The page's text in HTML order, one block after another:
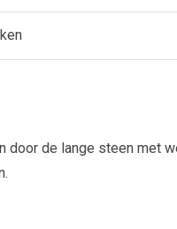
de lange steen met